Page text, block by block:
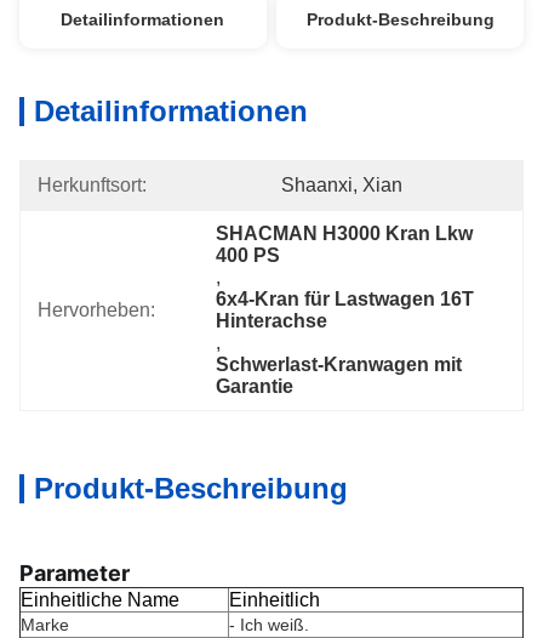
Detailinformationen Produkt-Beschreibung
Detailinformationen
Herkunftsort: Shaanxi, Xian
Hervorheben:
SHACMAN H3000 Kran Lkw
400 PS
,
6x4-Kran für Lastwagen 16T
Hinterachse
,
Schwerlast-Kranwagen mit
Garantie
Produkt-Beschreibung
Parameter
Einheitliche Name Einheitlich
Marke
- Ich weiß.